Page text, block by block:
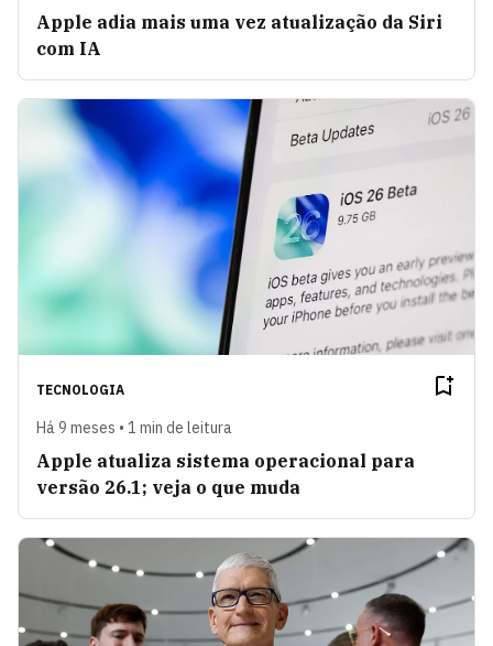
Apple adia mais uma vez atualização da Siri
com IA
TECNOLOGIA
Há 9 meses • 1 min de leitura
Apple atualiza sistema operacional para
versão 26.1; veja o que muda